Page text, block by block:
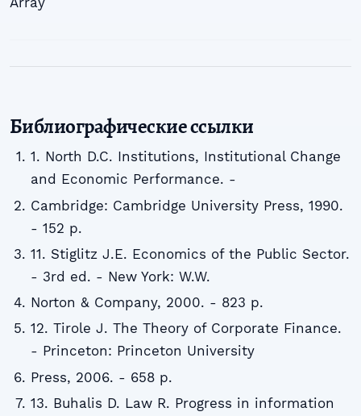
Библиографические ссылки
1. North D.C. Institutions, Institutional Change
and Economic Performance. -
Cambridge: Cambridge University Press, 1990.
- 152 p.
11. Stiglitz J.E. Economics of the Public Sector.
- 3rd ed. - New York: W.W.
Norton & Company, 2000. - 823 p.
12. Tirole J. The Theory of Corporate Finance.
- Princeton: Princeton University
Press, 2006. - 658 p.
13. Buhalis D. Law R. Progress in information